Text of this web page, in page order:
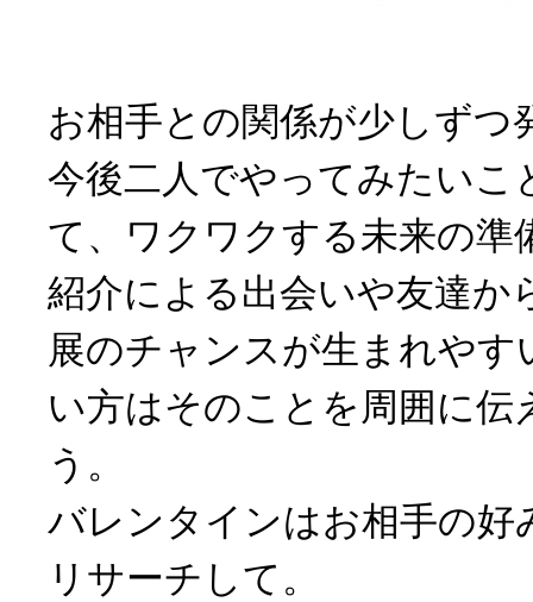
お相手との関係が少しずつ
今後二人でやってみたいこ
て、ワクワクする未来の準
紹介による出会いや友達か
展のチャンスが生まれやす
い方はそのことを周囲に伝
う。
バレンタインはお相手の好
リサーチして。